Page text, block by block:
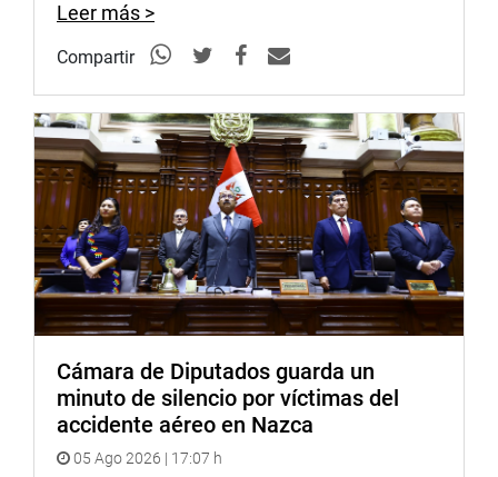
Leer más >
Compartir
Cámara de Diputados guarda un
minuto de silencio por víctimas del
accidente aéreo en Nazca
05 Ago 2026 | 17:07 h